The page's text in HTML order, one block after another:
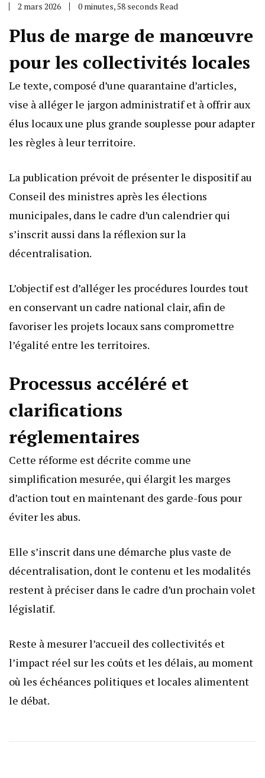
2 mars 2026 0 minutes, 58 seconds Read
Plus de marge de manœuvre
pour les collectivités locales
Le texte, composé d’une quarantaine d’articles,
vise à alléger le jargon administratif et à offrir aux
élus locaux une plus grande souplesse pour adapter
les règles à leur territoire.
La publication prévoit de présenter le dispositif au
Conseil des ministres après les élections
municipales, dans le cadre d’un calendrier qui
s’inscrit aussi dans la réflexion sur la
décentralisation.
L’objectif est d’alléger les procédures lourdes tout
en conservant un cadre national clair, afin de
favoriser les projets locaux sans compromettre
l’égalité entre les territoires.
Processus accéléré et
clarifications
réglementaires
Cette réforme est décrite comme une
simplification mesurée, qui élargit les marges
d’action tout en maintenant des garde-fous pour
éviter les abus.
Elle s’inscrit dans une démarche plus vaste de
décentralisation, dont le contenu et les modalités
restent à préciser dans le cadre d’un prochain volet
législatif.
Reste à mesurer l’accueil des collectivités et
l’impact réel sur les coûts et les délais, au moment
où les échéances politiques et locales alimentent
le débat.